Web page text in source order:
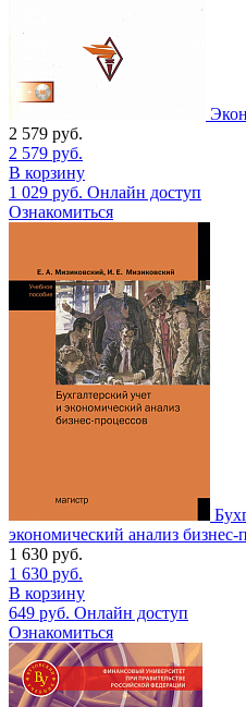
2 579 руб.
2 579 руб.
В корзину
1 029 руб. Онлайн доступ
Ознакомиться
экономический анализ бизнес-
1 630 руб.
1 630 руб.
В корзину
649 руб. Онлайн доступ
Ознакомиться